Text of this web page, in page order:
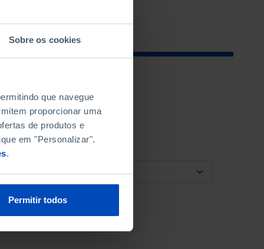
Sobre os cookies
que navegue
proporcionar uma
de produtos e
em "Personalizar".
.
Permitir todos
ORDENAR POR